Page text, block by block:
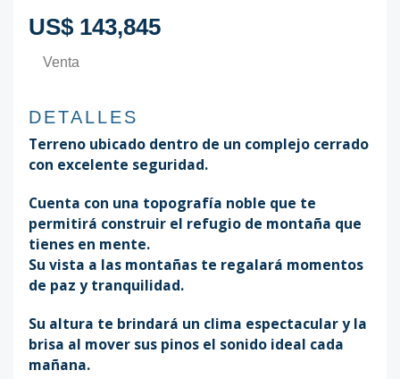
US$ 143,845
Venta
DETALLES
Terreno ubicado dentro de un complejo cerrado
con excelente seguridad.
Cuenta con una topografía noble que te
permitirá construir el refugio de montaña que
tienes en mente.
Su vista a las montañas te regalará momentos
de paz y tranquilidad.
Su altura te brindará un clima espectacular y la
brisa al mover sus pinos el sonido ideal cada
mañana.